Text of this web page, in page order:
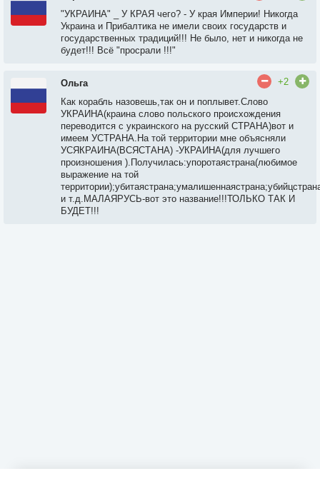
"УКРАИНА" _ У КРАЯ чего? - У края Империи! Никогда
Украина и Прибалтика не имели своих государств и
государственных традиций!!! Не было, нет и никогда не
будет!!! Всё "просрали !!!"
Ольга
+2
Как корабль назовешь,так он и поплывет.Слово
УКРАИНА(краина слово польского происхождения
переводится с украинского на русский СТРАНА)вот и
имеем УСТРАНА.На той территории мне объясняли
УСЯКРАИНА(ВСЯСТАНА) -УКРАИНА(для лучшего
произношения ).Получилась:упоротаястрана(любимое
выражение на той
и т.д.МАЛАЯРУСЬ-вот это название!!!ТОЛЬКО ТАК И
БУДЕТ!!!